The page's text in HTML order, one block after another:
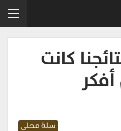
كانت
سلة محلي